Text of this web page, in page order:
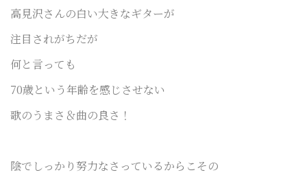
高見沢さんの白い大きなギターが
注目されがちだが
何と言っても
70歳という年齢を感じさせない
歌のうまさ＆曲の良さ！
陰でしっかり努力なさっているからこその